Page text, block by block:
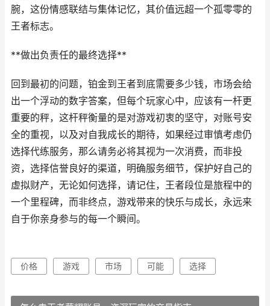
腕，这份情感联结与集体记忆，其价值远超一个孤零零的
王者标志。
**做出负责任的最终选择**
回到最初的问题，铂金到王者到底需要多少钱，市场会给
出一个浮动的数字答案，但每个玩家心中，应该有一杆更
重要的秤，这杆秤衡量的是对游戏初衷的坚守，对账号安
全的重视，以及对自我成长的期待，如果经过审慎考虑仍
选择代练服务，那么请务必将其视为一次消费，而非投
资，选择信誉良好的渠道，明确服务细节，保护好自己的
虚拟财产，无论如何选择，请记住，王者段位是旅程中的
一个里程碑，而非终点，游戏带来的快乐与成长，永远来
自于你亲身参与的每一个瞬间。
价格 游戏 市场 可能 选择